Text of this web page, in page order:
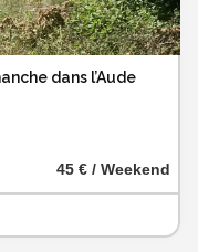
dans l’Aude
45 € / Weekend